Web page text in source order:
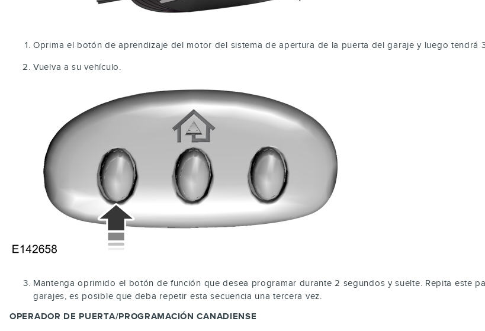
Oprima el botón de aprendizaje del motor del sistema de apertura de la puerta del garaje y luego
Vuelva a su vehículo.
Mantenga oprimido el botón de función que desea programar durante 2 segundos y suelte. Repita este
garajes, es posible que deba repetir esta secuencia una tercera vez.
OPERADOR DE PUERTA/PROGRAMACIÓN CANADIENSE